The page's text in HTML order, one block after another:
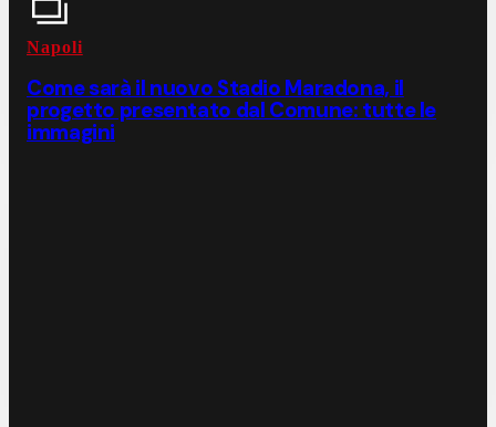
Napoli
Come sarà il nuovo Stadio Maradona, il
progetto presentato dal Comune: tutte le
immagini